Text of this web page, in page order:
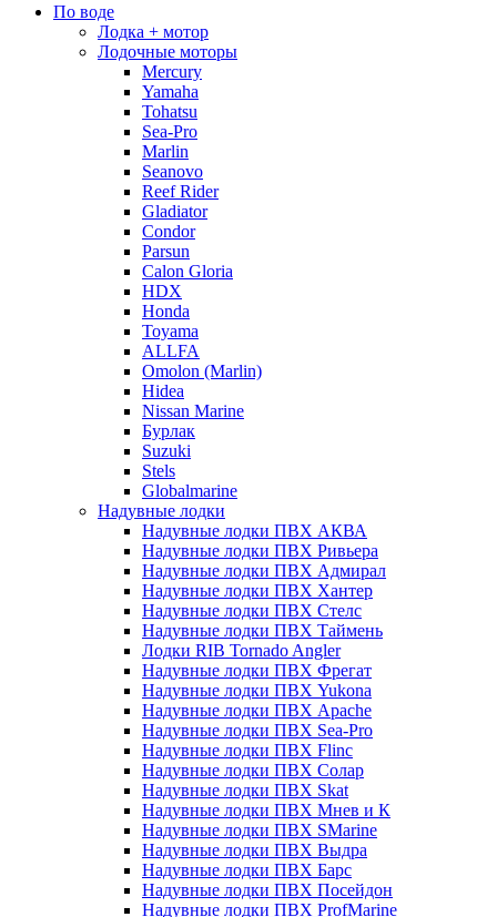
По воде
Лодка + мотор
Лодочные моторы
Mercury
Yamaha
Tohatsu
Sea-Pro
Marlin
Seanovo
Reef Rider
Gladiator
Condor
Parsun
Calon Gloria
HDX
Honda
Toyama
ALLFA
Omolon (Marlin)
Hidea
Nissan Marine
Бурлак
Suzuki
Stels
Globalmarine
Надувные лодки
Надувные лодки ПВХ АКВА
Надувные лодки ПВХ Ривьера
Надувные лодки ПВХ Адмирал
Надувные лодки ПВХ Хантер
Надувные лодки ПВХ Стелс
Надувные лодки ПВХ Таймень
Лодки RIB Tornado Angler
Надувные лодки ПВХ Фрегат
Надувные лодки ПВХ Yukona
Надувные лодки ПВХ Apache
Надувные лодки ПВХ Sea-Pro
Надувные лодки ПВХ Flinc
Надувные лодки ПВХ Солар
Надувные лодки ПВХ Skat
Надувные лодки ПВХ Мнев и К
Надувные лодки ПВХ SMarine
Надувные лодки ПВХ Выдра
Надувные лодки ПВХ Барс
Надувные лодки ПВХ Посейдон
Надувные лодки ПВХ ProfMarine